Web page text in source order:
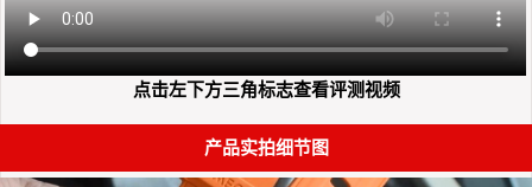
点击左下方三角标志查看评测视频
产品实拍细节图